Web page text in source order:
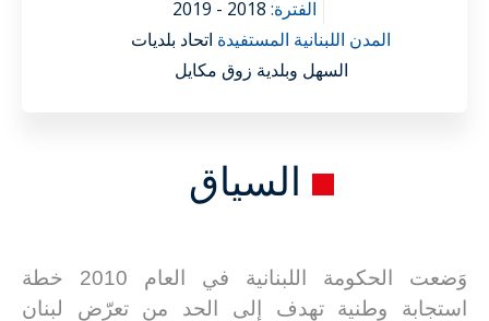
الفترة: 2018 - 2019
المدن اللبنانية المستفيدة اتحاد بلديات
السهل وبلدية زوق مكايل
السياق
وَضعت الحكومة اللبنانية في العام 2010 خطة
استجابة وطنية تهدف إلى الحد من تعرّض لبنان